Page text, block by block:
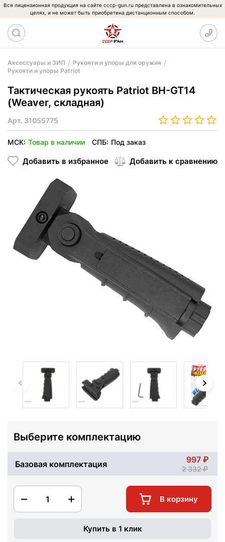
Вся лицензионная продукция на сайте cccp-gun.ru представлена в ознакомительных
целях, и не может быть приобретена дистанционным способом.
Аксессуары и ЗИП
Рукояти и упоры для оружия
Рукояти и упоры Patriot
Тактическая рукоять Patriot BH-GT14
(Weaver, складная)
Арт. 31055775
МСК: Товар в наличии СПБ: Под заказ
Добавить в избранное Добавить к сравнению
Выберите комплектацию
Базовая комплектация 997
2 332
1 В корзину
Купить в 1 клик